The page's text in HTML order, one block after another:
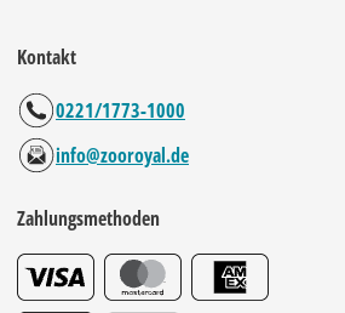
Kontakt
0221/1773-1000
info@zooroyal.de
Zahlungsmethoden